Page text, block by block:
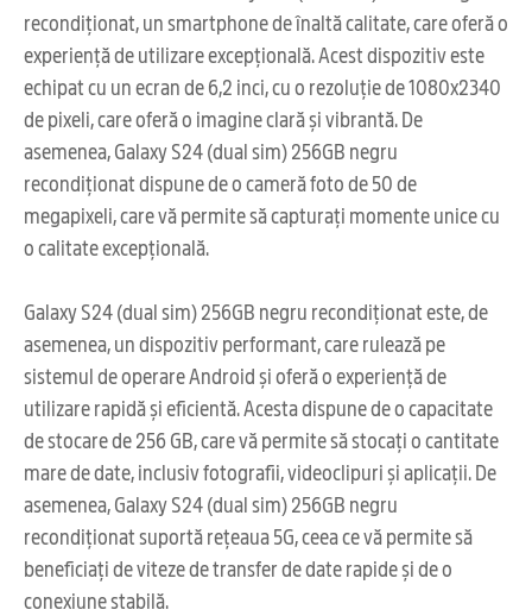
recondiționat, un smartphone de înaltă calitate, care oferă o
experiență de utilizare excepțională. Acest dispozitiv este
echipat cu un ecran de 6,2 inci, cu o rezoluție de 1080x2340
de pixeli, care oferă o imagine clară și vibrantă. De
asemenea, Galaxy S24 (dual sim) 256GB negru
recondiționat dispune de o cameră foto de 50 de
megapixeli, care vă permite să capturați momente unice cu
o calitate excepțională.
Galaxy S24 (dual sim) 256GB negru recondiționat este, de
asemenea, un dispozitiv performant, care rulează pe
sistemul de operare Android și oferă o experiență de
utilizare rapidă și eficientă. Acesta dispune de o capacitate
de stocare de 256 GB, care vă permite să stocați o cantitate
mare de date, inclusiv fotografii, videoclipuri și aplicații. De
asemenea, Galaxy S24 (dual sim) 256GB negru
recondiționat suportă rețeaua 5G, ceea ce vă permite să
beneficiați de viteze de transfer de date rapide și de o
conexiune stabilă.